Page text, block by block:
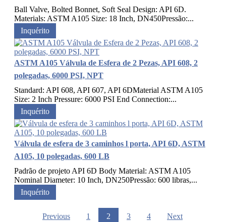
Ball Valve, Bolted Bonnet, Soft Seal Design: API 6D.
Materials: ASTM A105 Size: 18 Inch, DN450Pressão:...
Inquérito
ASTM A105 Válvula de Esfera de 2 Pezas, API 608, 2
polegadas, 6000 PSI, NPT
Standard: API 608, API 607, API 6DMaterial ASTM A105
Size: 2 Inch Pressure: 6000 PSI End Connection:...
Inquérito
Válvula de esfera de 3 caminhos l porta, API 6D, ASTM
A105, 10 polegadas, 600 LB
Padrão de projeto API 6D Body Material: ASTM A105
Nominal Diameter: 10 Inch, DN250Pressão: 600 libras,...
Inquérito
Previous 1 2 3 4 Next